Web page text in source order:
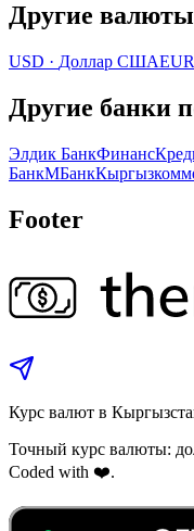
Другие валюты
USD · Доллар СШАEUR
Другие банки
Элдик Банк
БанкМБанк
Footer
Курс валют в
Точный курс валюты:
Coded with ❤️.